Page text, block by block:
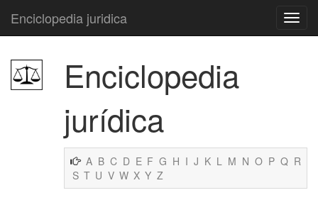
Enciclopedia juridica
Enciclopedia
jurídica
A B C D E F G H I J K L M N O P Q R
S T U V W X Y Z